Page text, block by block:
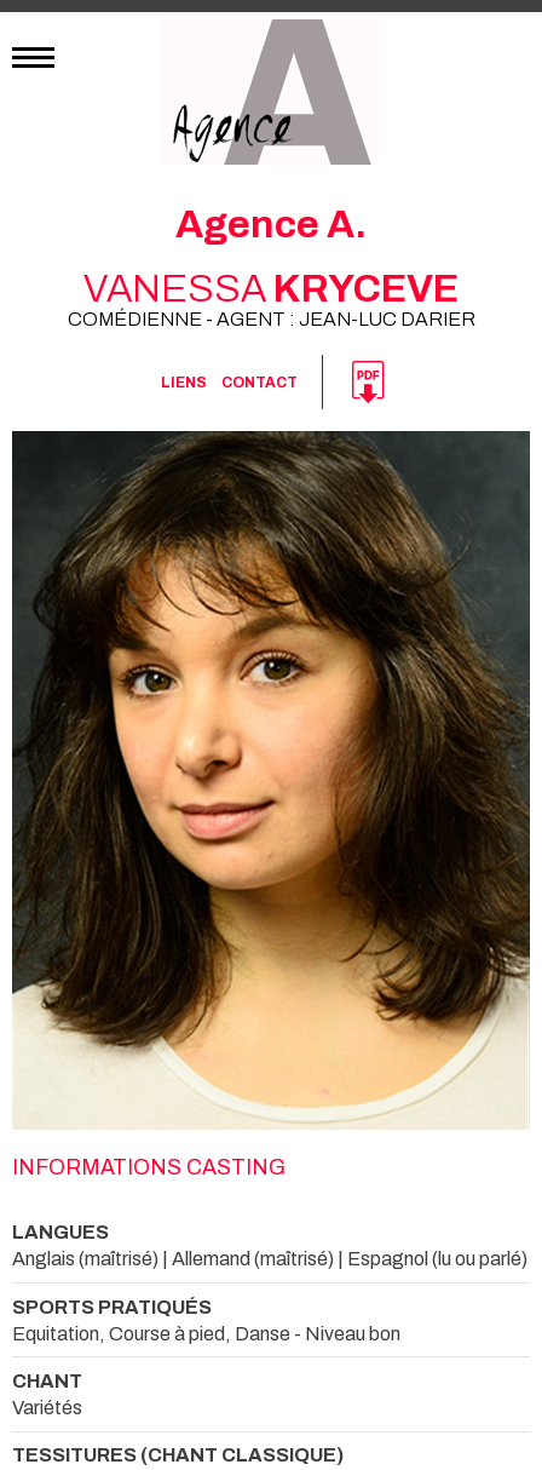
Agence A.
VANESSA KRYCEVE
COMÉDIENNE - AGENT : JEAN-LUC DARIER
LIENS CONTACT
INFORMATIONS CASTING
LANGUES
Anglais (maîtrisé) | Allemand (maîtrisé) | Espagnol (lu ou parlé)
SPORTS PRATIQUÉS
Equitation, Course à pied, Danse - Niveau bon
CHANT
Variétés
TESSITURES (CHANT CLASSIQUE)